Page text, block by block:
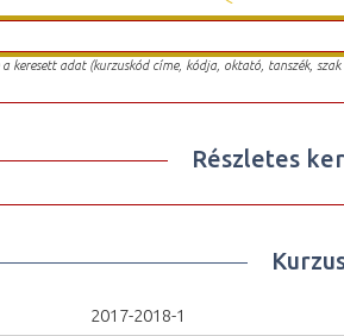
keresett adat (kurzuskód címe, kódja, oktató, tanszék,
Részletes
2017-2018-1